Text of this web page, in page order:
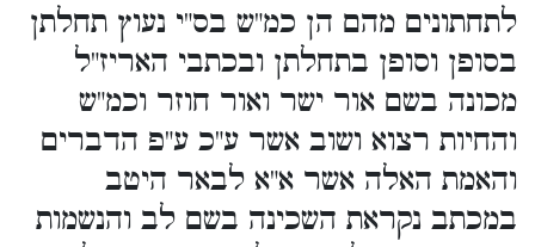
לתחתונים מהם הן כמ"ש בס"י נעוץ תחלתן
בסופן וסופן בתחלתן ובכתבי האריז"ל
מכונה בשם אור ישר ואור חוזר וכמ"ש
והחיות רצוא ושוב אשר ע"כ ע"פ הדברים
והאמת האלה אשר א"א לבאר היטב
במכתב נקראת השכינה בשם לב והנשמות